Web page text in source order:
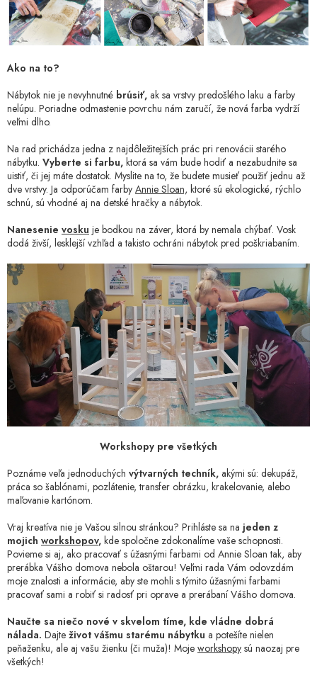
Ako na to?
Nábytok nie je nevyhnutné brúsiť, ak sa vrstvy predošlého laku a farby
nelúpu. Poriadne odmastenie povrchu nám zaručí, že nová farba vydrží
veľmi dlho.
Na rad prichádza jedna z najdôležitejších prác pri renovácii starého
nábytku. Vyberte si farbu, ktorá sa vám bude hodiť a nezabudnite sa
uistiť, či jej máte dostatok. Myslite na to, že budete musieť použiť jednu až
dve vrstvy. Ja odporúčam farby Annie Sloan, ktoré sú ekologické, rýchlo
schnú, sú vhodné aj na detské hračky a nábytok.
Nanesenie vosku je bodkou na záver, ktorá by nemala chýbať. Vosk
dodá živší, lesklejší vzhľad a takisto ochráni nábytok pred poškriabaním.
Workshopy pre všetkých
Poznáme veľa jednoduchých výtvarných techník, akými sú: dekupáž,
práca so šablónami, pozlátenie, transfer obrázku, krakelovanie, alebo
maľovanie kartónom.
Vraj kreatíva nie je Vašou silnou stránkou? Prihláste sa na jeden z
mojich workshopov, kde spoločne zdokonalíme vaše schopnosti.
Povieme si aj, ako pracovať s úžasnými farbami od Annie Sloan tak, aby
prerábka Vášho domova nebola oštarou! Veľmi rada Vám odovzdám
moje znalosti a informácie, aby ste mohli s týmito úžasnými farbami
pracovať sami a robiť si radosť pri oprave a prerábaní Vášho domova.
Naučte sa niečo nové v skvelom tíme, kde vládne dobrá
nálada. Dajte život vášmu starému nábytku a potešíte nielen
peňaženku, ale aj vašu žienku (či muža)! Moje workshopy sú naozaj pre
všetkých!